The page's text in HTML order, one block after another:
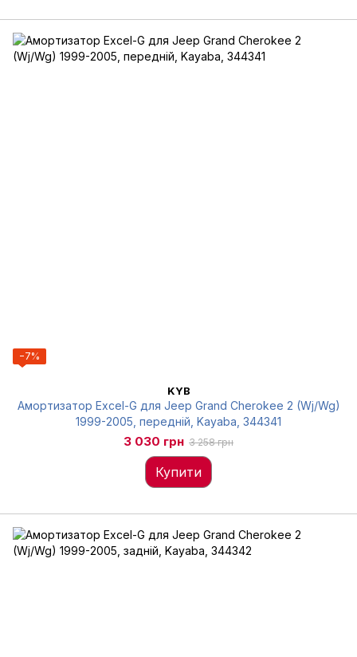
−7%
KYB
Амортизатор Excel-G для Jeep Grand Cherokee 2 (Wj/Wg)
1999-2005, передній, Kayaba, 344341
3 030 грн 3 258 грн
Купити